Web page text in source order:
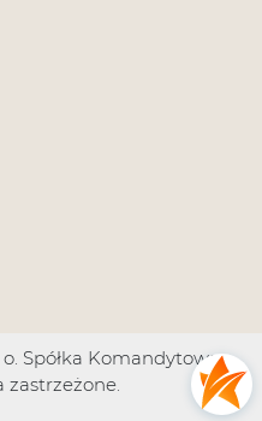
o. Spółka Komandytowa.
zastrzeżone.